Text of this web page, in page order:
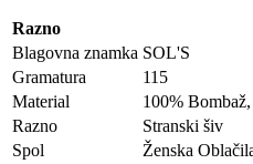
Razno
Blagovna znamka SOL'S
Gramatura
115
Material
100%
Razno
Stranski šiv
Spol
Ženska